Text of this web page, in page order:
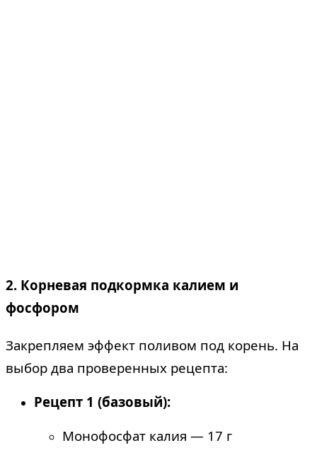
2. Корневая подкормка калием и
фосфором
Закрепляем эффект поливом под корень. На
выбор два проверенных рецепта:
Рецепт 1 (базовый):
Монофосфат калия — 17 г